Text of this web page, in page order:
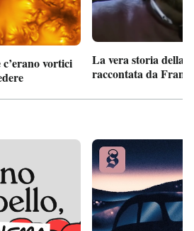
vortici
La vera storia della
raccontata da